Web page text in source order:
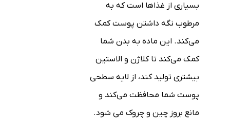
بسیاری از غذاها است که به
مرطوب نگه داشتن پوست کمک
می‌کند. این ماده به بدن شما
کمک می‌کند تا کلاژن و الاستین
بیشتری تولید کند، از لایه سطحی
پوست شما محافظت می‌کند و
مانع بروز چین و چروک می شود.